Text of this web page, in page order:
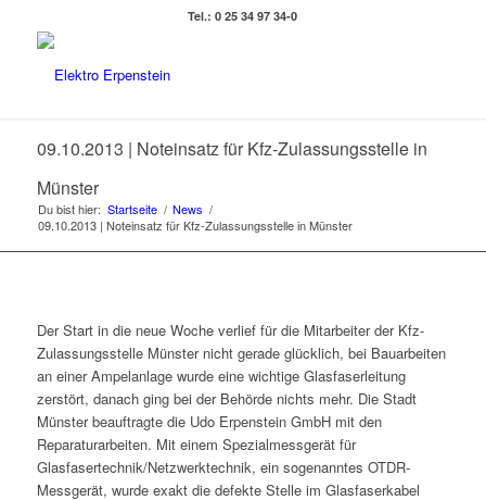
Tel.: 0 25 34 97 34-0
09.10.2013 | Noteinsatz für Kfz-Zulassungsstelle in
Münster
Du bist hier: Startseite / News /
09.10.2013 | Noteinsatz für Kfz-Zulassungsstelle in Münster
Der Start in die neue Woche verlief für die Mitarbeiter der Kfz-
Zulassungsstelle Münster nicht gerade glücklich, bei Bauarbeiten
an einer Ampelanlage wurde eine wichtige Glasfaserleitung
zerstört, danach ging bei der Behörde nichts mehr. Die Stadt
Münster beauftragte die Udo Erpenstein GmbH mit den
Reparaturarbeiten. Mit einem Spezialmessgerät für
Glasfasertechnik/Netzwerktechnik, ein sogenanntes OTDR-
Messgerät, wurde exakt die defekte Stelle im Glasfaserkabel